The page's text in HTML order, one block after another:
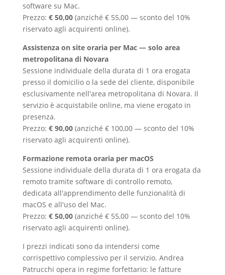
software su Mac.
Prezzo: € 50,00(anziché € 55,00 — sconto del 10%
riservato agli acquirenti online).
Assistenza on site oraria per Mac — solo area
metropolitana di Novara
Sessione individuale della durata di 1 ora erogata
presso il domicilio o la sede del cliente, disponibile
esclusivamente nell'area metropolitana di Novara. Il
servizio è acquistabile online, ma viene erogato in
presenza.
Prezzo: € 90,00(anziché € 100,00 — sconto del 10%
riservato agli acquirenti online).
Formazione remota oraria per macOS
Sessione individuale della durata di 1 ora erogata da
remoto tramite software di controllo remoto,
dedicata all'apprendimento delle funzionalità di
macOS e all'uso del Mac.
Prezzo: € 50,00(anziché € 55,00 — sconto del 10%
riservato agli acquirenti online).
I prezzi indicati sono da intendersi come
corrispettivo complessivo per il servizio. Andrea
Patrucchi opera in regime forfettario: le fatture